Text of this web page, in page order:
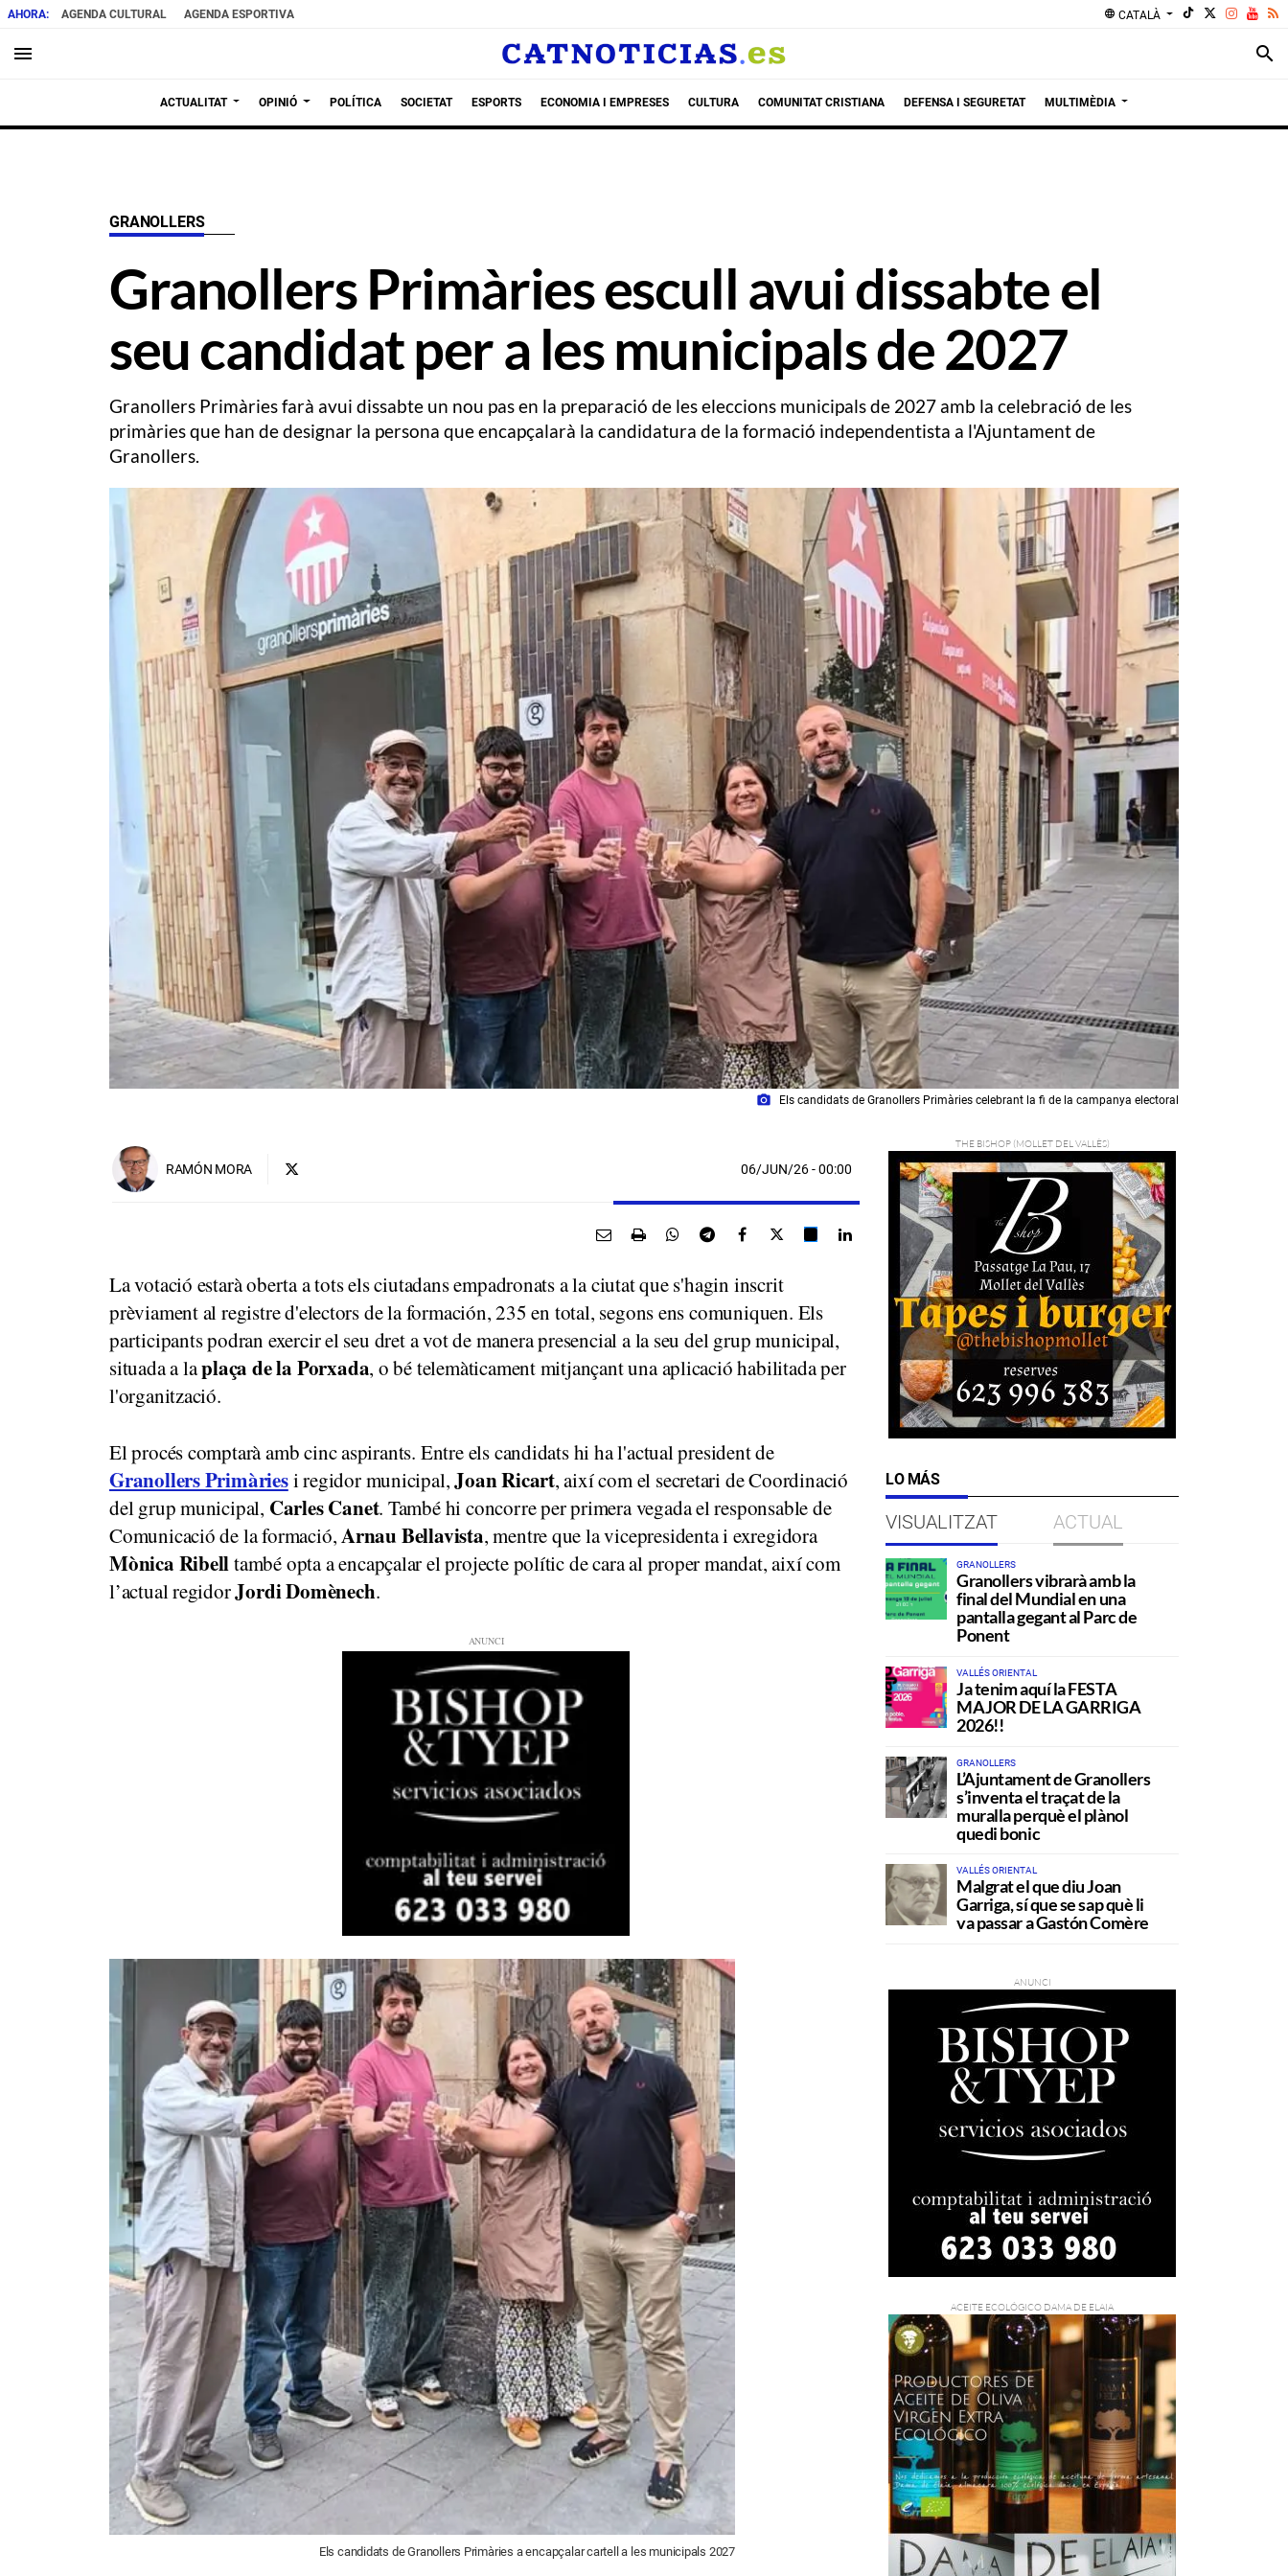
AGENDA CULTURAL AGENDA ESPORTIVA language CATALÀ
menu search
ACTUALITAT OPINIÓ POLÍTICA SOCIETAT ESPORTS ECONOMIA I EMPRESES CULTURA COMUNITAT CRISTIANA DEFENSA I SEGURETAT MULTIMÈDIA
GRANOLLERS
Granollers Primàries escull avui dissabte el
seu candidat per a les municipals de 2027
Granollers Primàries farà avui dissabte un nou pas en la preparació de les eleccions municipals de 2027 amb la celebració de les
primàries que han de designar la persona que encapçalarà la candidatura de la formació independentista a l'Ajuntament de
Granollers.
photo_camera Els candidats de Granollers Primàries celebrant la fi de la campanya electoral
RAMÓN MORA 06/JUN/26- 00:00
La votació estarà oberta a tots els ciutadans empadronats a la ciutat que s'hagin inscrit
prèviament al registre d'electors de la formación, 235 en total, segons ens comuniquen. Els
participants podran exercir el seu dret a vot de manera presencial a la seu del grup municipal,
situada a laplaça de la Porxada, o bé telemàticament mitjançant una aplicació habilitada per
l'organització.
El procés comptarà amb cinc aspirants. Entre els candidats hi ha l'actual president de
Granollers Primàriesi regidor municipal,Joan Ricart, així com el secretari de Coordinació
del grup municipal, Carles Canet. També hi concorre per primera vegada el responsable de
Comunicació de la formació,Arnau Bellavista, mentre que la vicepresidenta i exregidora
Mònica Ribelltambé opta a encapçalar el projecte polític de cara al proper mandat, així com
l’actual regidorJordi Domènech.
Els candidats de Granollers Primàries a encapçalar cartell a les municipals 2027
LO MÁS
VISUALITZAT ACTUAL
GRANOLLERS
Granollers vibrarà amb la
final del Mundial en una
pantalla gegant al Parc de
Ponent
VALLÉS ORIENTAL
Ja tenim aquí la FESTA
MAJOR DE LA GARRIGA
2026!!
GRANOLLERS
L’Ajuntament de Granollers
s’inventa el traçat de la
muralla perquè el plànol
quedi bonic
VALLÉS ORIENTAL
Malgrat el que diu Joan
Garriga, sí que se sap què li
va passar a Gastón Comère